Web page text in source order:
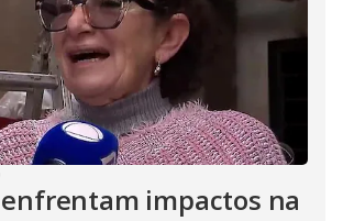
impactos na